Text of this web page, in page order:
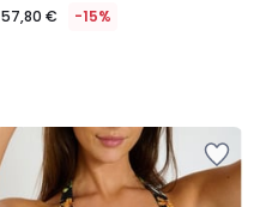
57,80 € -15%